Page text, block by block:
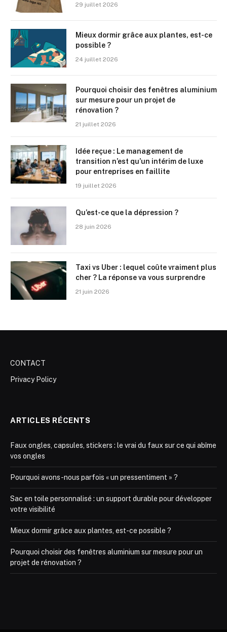
29 juillet 2026
Mieux dormir grâce aux plantes, est-ce
possible ?
24 juillet 2026
Pourquoi choisir des fenêtres aluminium
sur mesure pour un projet de
rénovation ?
21 juillet 2026
Idée reçue : Le management de
transition n’est qu’un intérim de luxe
pour entreprises en faillite
19 juillet 2026
Qu’est-ce que la dépression ?
28 juin 2026
Taxi vs Uber : lequel coûte vraiment plus
cher ? La réponse va vous surprendre
21 juin 2026
CONTACT
Privacy Policy
ARTICLES RÉCENTS
Faux ongles, capsules, stickers : le vrai du faux sur ce qui abîme
vos ongles
Pourquoi avons-nous parfois « un pressentiment » ?
Sac en toile personnalisé : un support durable pour développer
votre visibilité
Mieux dormir grâce aux plantes, est-ce possible ?
Pourquoi choisir des fenêtres aluminium sur mesure pour un
projet de rénovation ?